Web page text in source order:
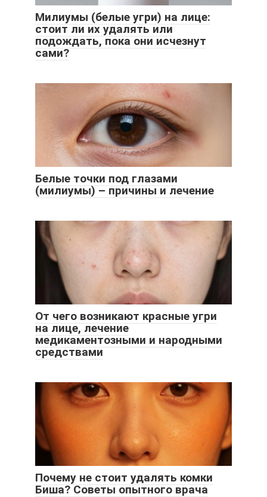
Милиумы (белые угри) на лице:
стоит ли их удалять или
подождать, пока они исчезнут
сами?
Белые точки под глазами
(милиумы) – причины и лечение
От чего возникают красные угри
на лице, лечение
медикаментозными и народными
средствами
Почему не стоит удалять комки
Биша? Советы опытного врача